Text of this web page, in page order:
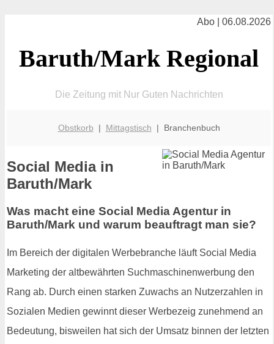
Abo | 06.08.2026
Baruth/Mark Regional
Die Zeitung mit Nur Guten Nachrichten
Obstkorb | Mittagstisch | Branchenbuch
Social Media in
Baruth/Mark
Was macht eine Social Media Agentur in
Baruth/Mark und warum beauftragt man sie?
Im Bereich der digitalen Werbebranche läuft Social Media
Marketing der altbewährten Suchmaschinenwerbung den
Rang ab. Durch einen starken Zuwachs an Nutzerzahlen in
Sozialen Medien gewinnt dieser Werbezeig zunehmend an
Bedeutung, bisweilen hat sich der Umsatz binnen der letzten